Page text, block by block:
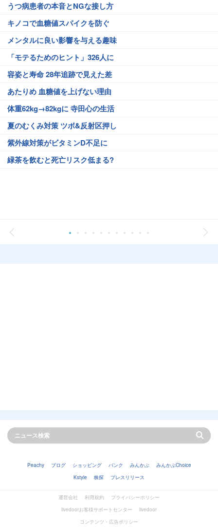
うつ病患者の本音とNGな接し方
キノコで血糖値スパイクを防ぐ
メンタルに良い影響を与える趣味
「モテるためのヒント」326人に
容姿と寿命 28年追跡で見えた差
あたりめ 血糖値を上げない理由
体重62kg→82kgに 寺田心の生活
夏のむくみ対策 ツボ&反射区押し
紫外線対策がビタミンD不足に
緑茶を飲むと死亡リスク低まる?
Peachy ブログ ショッピング バンク みんかぶ
みんかぶChoice
Kstyle
株探 プレスリリース
運営会社 利用規約
プライバシーポリシー
livedoorお客様サポートセンター
livedoor
コンテンツ・広告ポリシー